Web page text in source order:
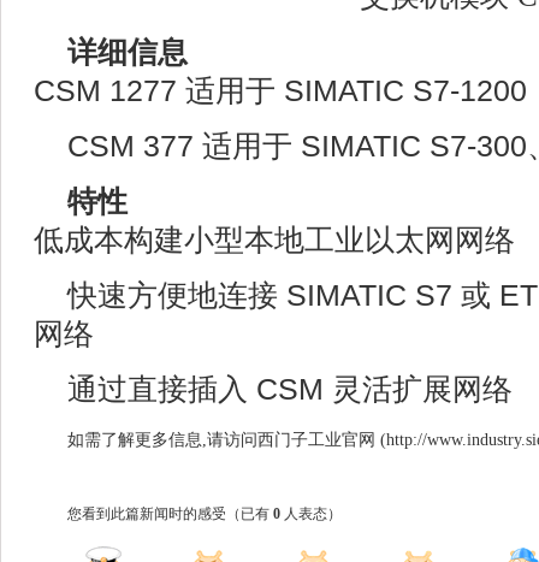
详细信息
CSM 1277 适用于 SIMATIC S7-1200
CSM 377 适用于 SIMATIC S7-
特性
低成本构建小型本地工业以太网网络
快速方便地连接 SIMATIC S7 或
网络
通过直接插入 CSM 灵活扩展网络
如需了解更多信息,请访问西门子工业官网 (http://
您看到此篇新闻时的感受 （已有 0 人表态）